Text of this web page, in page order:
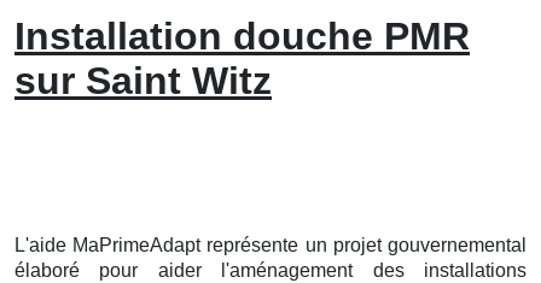
Installation douche PMR
sur Saint Witz
L'aide MaPrimeAdapt représente un projet gouvernemental
élaboré pour aider l'aménagement des installations